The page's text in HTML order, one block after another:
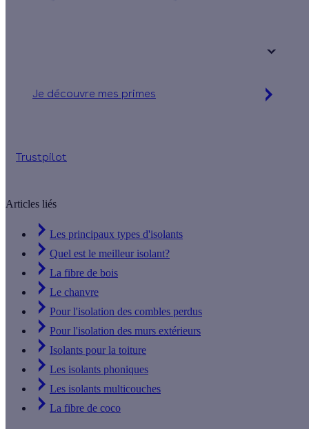
Je découvre mes primes
Trustpilot
Articles liés
Les principaux types d'isolants
Quel est le meilleur isolant?
La fibre de bois
Le chanvre
Pour l'isolation des combles perdus
Pour l'isolation des murs extérieurs
Isolants pour la toiture
Les isolants phoniques
Les isolants multicouches
La fibre de coco